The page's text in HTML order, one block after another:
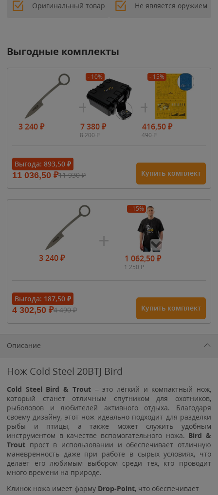
Оригинальный товар Не является оружием
Выгодные комплекты
3 240₽
- 10%
7 380₽
8 200₽
- 15%
416,50₽
490₽
Выгода: 893,50 ₽
11 036,50 ₽11 930₽ Купить комплект
3 240₽
- 15%
1 062,50₽
1 250₽
1 615₽
1 900₽1 900₽
Выгода: 187,50 ₽
4 302,50 ₽4 490₽ Купить комплект
Описание
Нож Cold Steel 20BTJ Bird
Cold Steel Bird & Trout– это лёгкий и компактный нож,
который станет отличным спутником для охотников,
рыболовов и любителей активного отдыха. Благодаря
своему дизайну, этот нож идеально подходит для разделки
рыбы и птицы, а также может служить удобным
инструментом в качестве вспомогательного ножа. Bird &
Trout прост в использовании и обеспечивает отличную
маневренность даже при работе в сырых условиях, что
делает его любимым выбором среди тех, кто проводит
много времени на природе.
Клинок ножа имеет форму Drop-Point, что обеспечивает